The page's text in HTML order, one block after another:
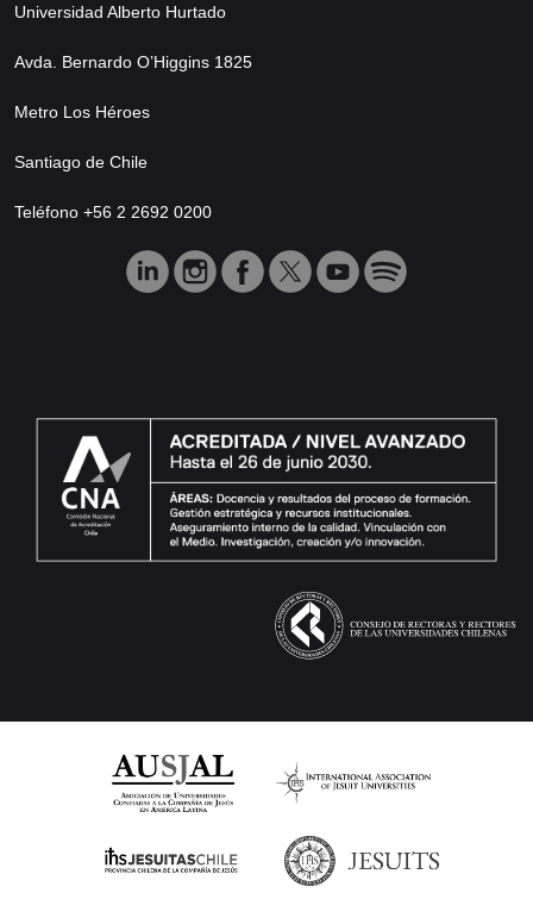
Universidad Alberto Hurtado
Avda. Bernardo O’Higgins 1825
Metro Los Héroes
Santiago de Chile
Teléfono +56 2 2692 0200